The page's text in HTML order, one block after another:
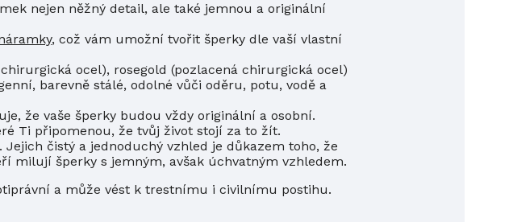
nejen něžný detail, ale také jemnou a originální
, což vám umožní tvořit šperky dle vaší vlastní
chirurgická ocel), rosegold (pozlacená chirurgická ocel)
barevně stálé, odolné vůči oděru, potu, vodě a
že vaše šperky budou vždy originální a osobní.
Ti připomenou, že tvůj život stojí za to žít.
čistý a jednoduchý vzhled je důkazem toho, že
milují šperky s jemným, avšak úchvatným vzhledem.
a může vést k trestnímu i civilnímu postihu.